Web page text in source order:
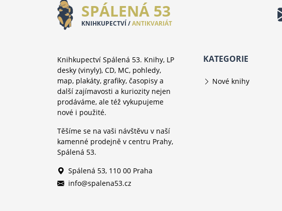
SPÁLENÁ 53
KNIHKUPECTVÍ /ANTIKVARIÁT
Knihkupectví Spálená 53. Knihy, LP
desky (vinyly), CD, MC, pohledy,
map, plakáty, grafiky, časopisy a
další zajímavosti a kuriozity nejen
prodáváme, ale též vykupujeme
nové i použité.
Těšíme se na vaši návštěvu v naší
kamenné prodejně v centru Prahy,
Spálená 53.
Spálená 53, 110 00 Praha
info@spalena53.cz
KATEGORIE
Nové knihy